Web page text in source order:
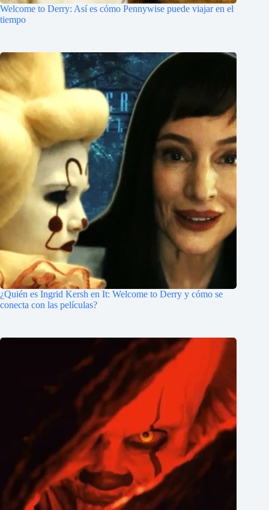
Welcome to Derry: Así es cómo Pennywise puede viajar en el
tiempo
¿Quién es Ingrid Kersh en It: Welcome to Derry y cómo se
conecta con las películas?